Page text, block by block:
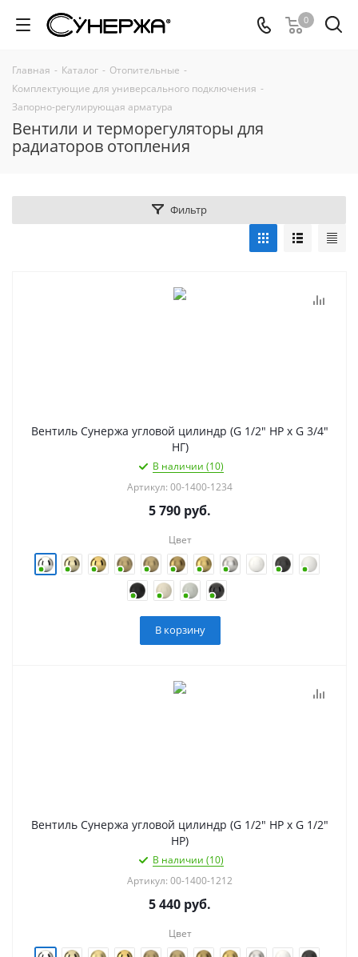
0
Главная - Каталог - Отопительные -
Комплектующие для универсального подключения -
Запорно-регулирующая арматура
Вентили и терморегуляторы для
радиаторов отопления
Фильтр
Вентиль Сунержа угловой цилиндр (G 1/2" НР х G 3/4"
НГ)
В наличии (10)
Артикул: 00-1400-1234
5 790 руб.
Цвет
В корзину
Вентиль Сунержа угловой цилиндр (G 1/2" НР х G 1/2"
НР)
В наличии (10)
Артикул: 00-1400-1212
5 440 руб.
Цвет